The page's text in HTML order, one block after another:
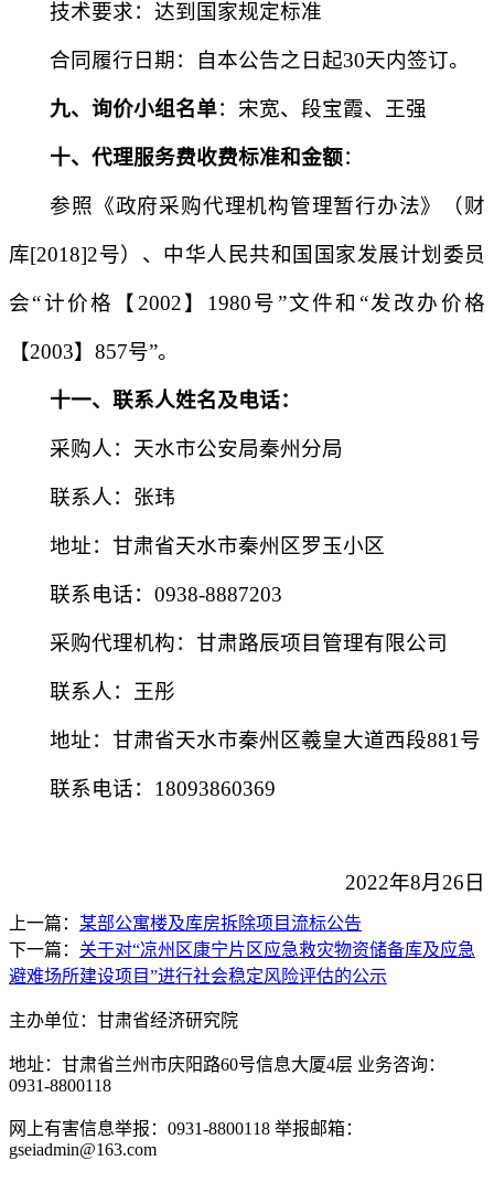
技术要求：达到国家规定标准
合同履行日期： 自本公告之日起30天内签订。
九、询价小组名单： 宋宽、段宝霞、王强
十、代理服务费收费标准和金额：
参照《政府采购代理机构管理暂行办法》（财
库[2018]2号）、中华人民共和国国家发展计划委员
会“计价格【2002】1980号”文件和“发改办价格
【2003】857号”。
十一、联系人姓名及电话：
采购人： 天水市公安局秦州分局
联系人：张玮
地址：甘肃省天水市秦州区罗玉小区
联系电话：0938-8887203
采购代理机构：甘肃路辰项目管理有限公司
联系人：王彤
地址：甘肃省天水市秦州区羲皇大道西段881号
联系电话： 18093860369
2022年8月 26 日
上一篇： 某部公寓楼及库房拆除项目流标公告
下一篇： 关于对“凉州区康宁片区应急救灾物资储备库及应急
避难场所建设项目”进行社会稳定风险评估的公示
主办单位：甘肃省经济研究院
地址：甘肃省兰州市庆阳路60号信息大厦4层 业务咨询：
0931-8800118
网上有害信息举报：0931-8800118 举报邮箱：
gseiadmin@163.com